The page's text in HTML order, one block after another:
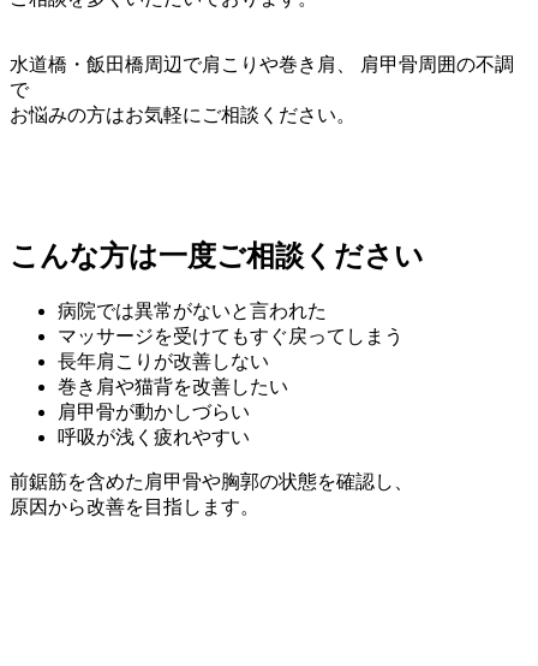
水道橋・飯田橋周辺で肩こりや巻き肩、 肩甲骨周囲の不調
で
お悩みの方はお気軽にご相談ください。
こんな方は一度ご相談ください
病院では異常がないと言われた
マッサージを受けてもすぐ戻ってしまう
長年肩こりが改善しない
巻き肩や猫背を改善したい
肩甲骨が動かしづらい
呼吸が浅く疲れやすい
前鋸筋を含めた肩甲骨や胸郭の状態を確認し、
原因から改善を目指します。